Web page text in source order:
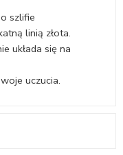
szlifie
linią złota.
układa się na
uczucia.